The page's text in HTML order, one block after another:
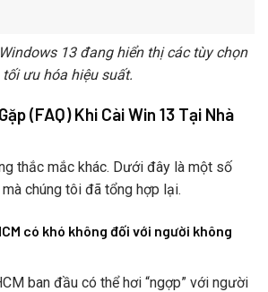
13 đang hiển thị các tùy chọn
tối ưu hóa hiệu suất.
(FAQ) Khi Cài Win 13 Tại Nhà
thắc mắc khác. Dưới đây là một số
chúng tôi đã tổng hợp lại.
có khó không đối với người không
ban đầu có thể hơi “ngợp” với người